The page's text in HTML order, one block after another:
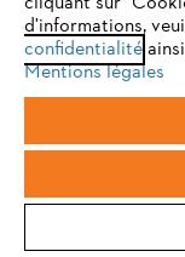
STIHL VERTRIEBS
firefox
d'informations,
confidentialité
Mentions légales